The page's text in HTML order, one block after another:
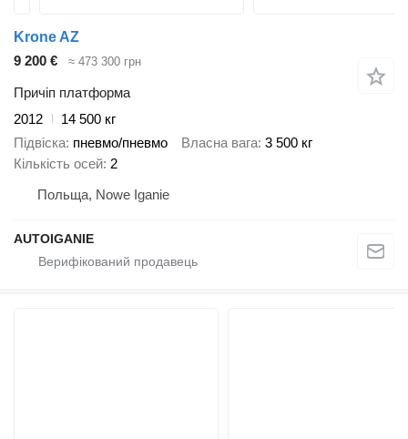
Krone AZ
9 200 €
≈ 473 300 грн
Причіп платформа
2012
14 500 кг
Підвіска пневмо/пневмо Власна вага 3 500 кг
Кількість осей 2
Польща, Nowe Iganie
AUTOIGANIE